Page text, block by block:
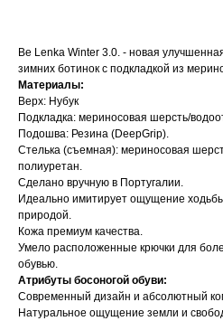
Be Lenka Winter 3.0. - новая
зимних ботинок с подкладкой из
Материалы:
Верх: Нубук
Подкладка: мериносовая шерсть/
Подошва: Резина (DeepGrip).
Стелька (съемная): мериносовая
полиуретан.
Сделано вручную в Португалии.
Идеально имитирует ощущение
природой.
Кожа премиум качества.
Умело расположенные крючки для
обувью.
Атрибуты босоногой обуви:
Современный дизайн и абсолютный
Натуральное ощущение земли и